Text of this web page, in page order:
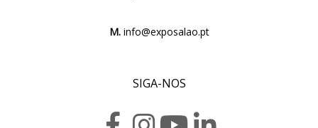
M.info@exposalao.pt
SIGA-NOS